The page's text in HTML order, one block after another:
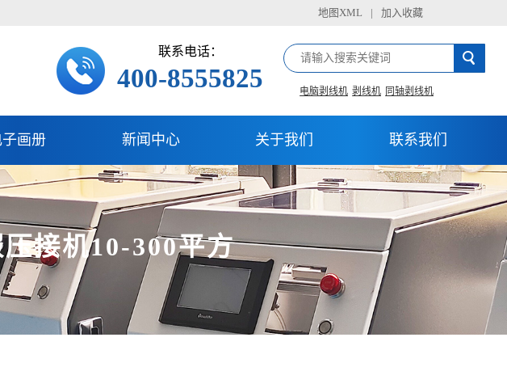
地图XML | 加入收藏
联系电话：
400-8555825 电脑剥线机 剥线机 同轴剥线机
子画册 新闻中心 关于我们 联系我们
接机10-300平方